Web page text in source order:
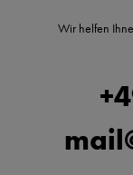
Wir helfen